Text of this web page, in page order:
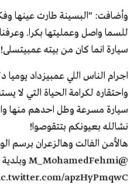
وأضافت: "البسينة طارت عينها
للسما واصل وعمليتها بكرا.
سيارة انما كان من بيته
اجرام الناس اللي عمبيزداد
واحتقاره لكرامة الحياة التي لا
سيارة مسرعة وطل احدهم منها
نشالله بعيونكم بتتقوصوا!
هالأمن الفالت وهالزعران برسم
@M_MohamedFehmi
apzHyPmqwC